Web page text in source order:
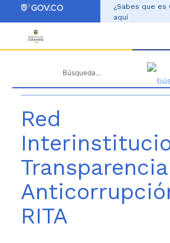
ir al contenido
¿Sabes que es
aquí
Red
RITA